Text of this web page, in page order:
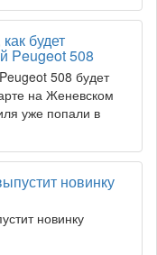
будет
Peugeot 508
508 будет
на Женевском
уже попали в
новинку
новинку